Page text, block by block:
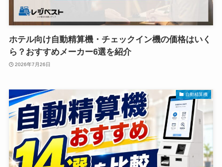
ホテル向け自動精算機・チェックイン機の価格はいく
ら？おすすめメーカー6選を紹介
2026年7月26日
自動精算機